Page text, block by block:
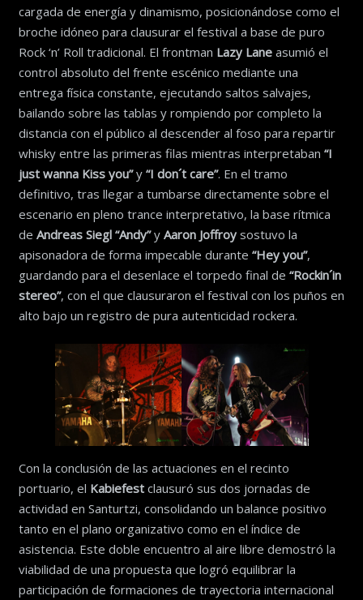
cargada de energía y dinamismo, posicionándose como el
broche idóneo para clausurar el festival a base de puro
Rock ‘n’ Roll tradicional. El frontman Lazy Laneasumió el
control absoluto del frente escénico mediante una
entrega física constante, ejecutando saltos salvajes,
bailando sobre las tablas y rompiendo por completo la
distancia con el público al descender al foso para repartir
whisky entre las primeras filas mientras interpretaban “I
just wanna Kiss you”y “I don´t care”. En el tramo
definitivo, tras llegar a tumbarse directamente sobre el
escenario en pleno trance interpretativo, la base rítmica
de Andreas Siegl “Andy”y Aaron Joffroysostuvo la
apisonadora de forma impecable durante “Hey you”,
guardando para el desenlace el torpedo final de “Rockin´in
stereo”, con el que clausuraron el festival con los puños en
alto bajo un registro de pura autenticidad rockera.
Con la conclusión de las actuaciones en el recinto
portuario, el Kabiefestclausuró sus dos jornadas de
actividad en Santurtzi, consolidando un balance positivo
tanto en el plano organizativo como en el índice de
asistencia. Este doble encuentro al aire libre demostró la
viabilidad de una propuesta que logró equilibrar la
participación de formaciones de trayectoria internacional